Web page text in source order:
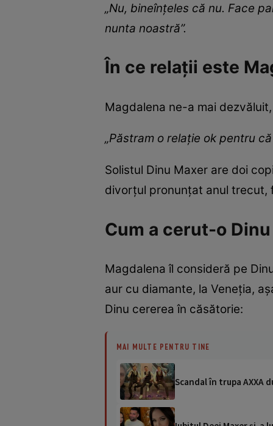
„Nu, bineînțeles că nu. Face
nunta noastră”.
În ce relații este
Magdalena ne-a mai
„Păstram o relație ok pentru
Solistul Dinu Maxer are doi
divorțul pronunțat anul trecut,
Cum a cerut-o
Magdalena îl consideră pe
aur cu diamante, la Veneția,
Dinu cererea în căsătorie:
MAI MULTE PENTRU TINE
Scandal în trupa AXXA